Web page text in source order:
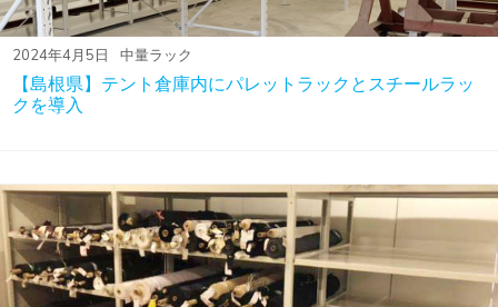
2024年4月5日 中量ラック
【島根県】テント倉庫内にパレットラックとスチールラッ
クを導入